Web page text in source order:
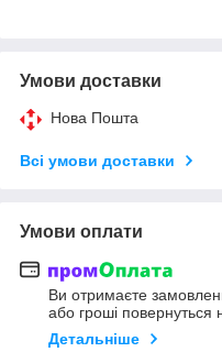
Умови доставки
Нова Пошта
Всі умови доставки
Умови оплати
Ви отримаєте
або гроші повернуться
Детальніше